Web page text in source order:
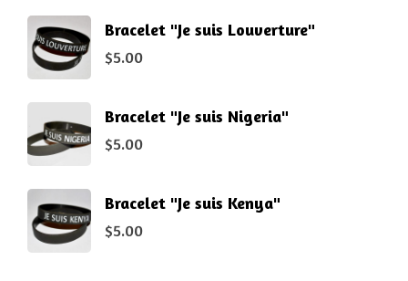
Bracelet "Je suis Louverture"
$5.00
Bracelet "Je suis Nigeria"
$5.00
Bracelet "Je suis Kenya"
$5.00